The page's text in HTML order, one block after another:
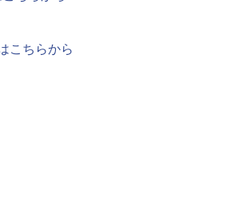
ちらから